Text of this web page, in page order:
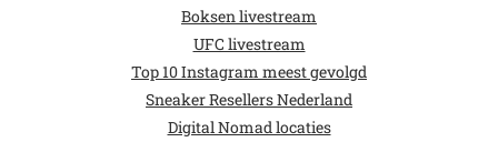
Boksen livestream
UFC livestream
Top 10 Instagram meest gevolgd
Sneaker Resellers Nederland
Digital Nomad locaties